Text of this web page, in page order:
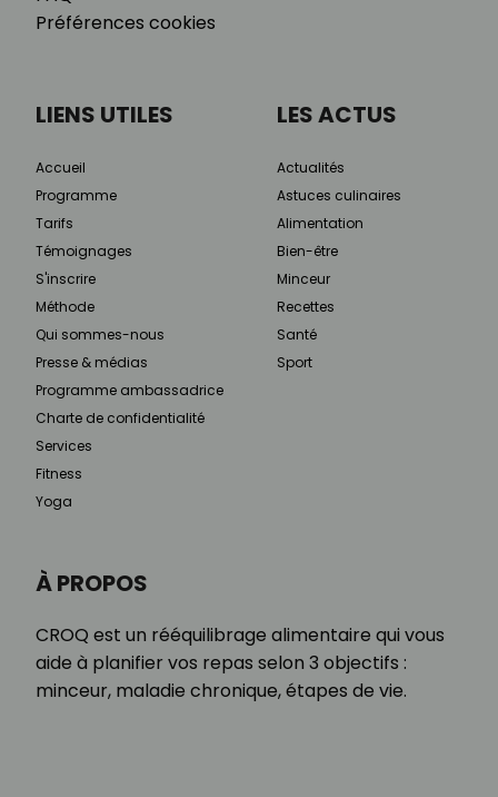
Préférences cookies
À PROPOS
CROQ est un rééquilibrage alimentaire qui vous
aide à planifier vos repas selon 3 objectifs :
minceur, maladie chronique, étapes de vie.
LIENS UTILES
Accueil
Programme
Tarifs
Témoignages
S'inscrire
Méthode
Qui sommes-nous
Presse & médias
Programme ambassadrice
Charte de confidentialité
Services
Fitness
Yoga
LES ACTUS
Actualités
Astuces culinaires
Alimentation
Bien-être
Minceur
Recettes
Santé
Sport